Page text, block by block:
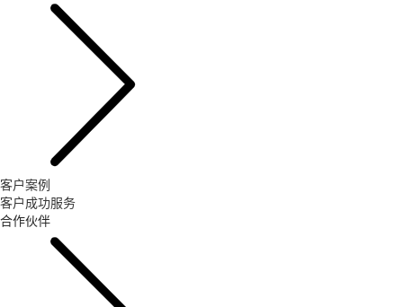
客户案例
客户成功服务
合作伙伴